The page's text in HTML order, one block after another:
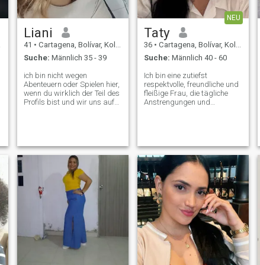
Liani
41 • Cartagena, Bolívar, Kolumbien
Suche: Männlich 35 - 39
ich bin nicht wegen
Abenteuern oder Spielen hier,
wenn du wirklich der Teil des
Profils bist und wir uns auf
halte, dich zu kennen, aber
es wäre super toll, wenn
andere lernen, dich zu
kennen. Und sich selbst die
Gelegenheit zu geben, sich
selbst wie eine Person zu
behandeln und zu sehen,
was seit Gottes Zeit passiert,
ist groß und perfekt 🙏🏼💯
NEU
Taty
36 • Cartagena, Bolívar, Kolumbien
Suche: Männlich 40 - 60
Ich bin eine zutiefst
respektvolle, freundliche und
fleißige Frau, die tägliche
Anstrengungen und
hingebungsvolle Person;
wenn ich einen Partner habe,
möchte ich einen Raum der
Komplizenschaft, der
Loyalität und des absoluten
Engagements schaffen, in
dem die Liebe durch Tat und
bedingungslose Liebe
gezeigt wird. Für mich ist es
eine Priorität, liebevolle
Bindungen zu pflegen und
eine aufrichtige
Kommunikation
aufrechtzuerhalten, indem